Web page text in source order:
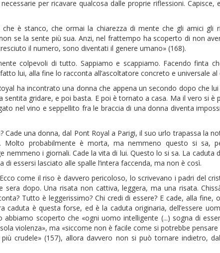
per ricavare qualcosa dalle proprie riflessioni. Capisce,
che è stanco, che ormai la chiarezza di mente che gli amici gli
se la sente più sua. Anzi, nel frattempo ha scoperto di non
il numero, sono diventati il genere umano» (168).
colpevoli di tutto. Sappiamo e scappiamo. Facendo finta
lui, alla fine lo racconta all’ascoltatore concreto e universale al
ha incontrato una donna che appena un secondo dopo che
sentita gridare, e poi basta. E poi è tornato a casa. Ma il vero si
nel vino e seppellito fra le braccia di una donna diventa
Cade una donna, dal Pont Royal a Parigi, il suo urlo trapassa la
Molto probabilmente è morta, ma nemmeno questo si sa,
nemmeno i giornali. Cade la vita di lui. Questo lo si sa. La caduta
di essersi lasciato alle spalle l’intera faccenda, ma non è così.
come il riso è davvero pericoloso, lo scrivevano i padri del
sera dopo. Una risata non cattiva, leggera, ma una risata.
Tutto è leggerissimo? Chi credi di essere? E cade, alla fine,
caduta è questa forse, ed è la caduta originaria, dell’essere
abbiamo scoperto che «ogni uomo intelligente (...) sogna di
violenza», ma «siccome non è facile come si potrebbe
crudele» (157), allora davvero non si può tornare indietro,